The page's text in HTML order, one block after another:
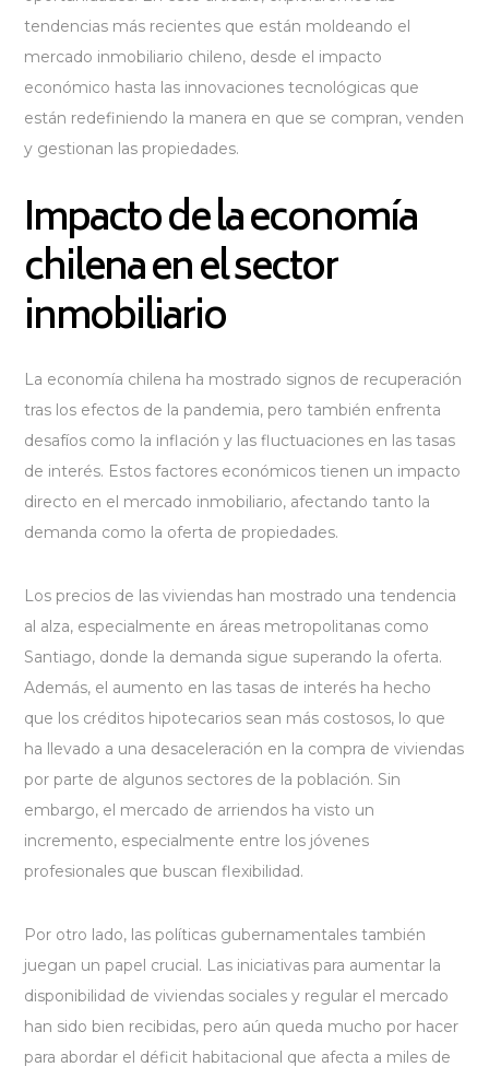
tendencias más recientes que están moldeando el
mercado inmobiliario chileno, desde el impacto
económico hasta las innovaciones tecnológicas que
están redefiniendo la manera en que se compran, venden
y gestionan las propiedades.
Impacto de la economía
chilena en el sector
inmobiliario
La economía chilena ha mostrado signos de recuperación
tras los efectos de la pandemia, pero también enfrenta
desafíos como la inflación y las fluctuaciones en las tasas
de interés. Estos factores económicos tienen un impacto
directo en el mercado inmobiliario, afectando tanto la
demanda como la oferta de propiedades.
Los precios de las viviendas han mostrado una tendencia
al alza, especialmente en áreas metropolitanas como
Santiago, donde la demanda sigue superando la oferta.
Además, el aumento en las tasas de interés ha hecho
que los créditos hipotecarios sean más costosos, lo que
ha llevado a una desaceleración en la compra de viviendas
por parte de algunos sectores de la población. Sin
embargo, el mercado de arriendos ha visto un
incremento, especialmente entre los jóvenes
profesionales que buscan flexibilidad.
Por otro lado, las políticas gubernamentales también
juegan un papel crucial. Las iniciativas para aumentar la
disponibilidad de viviendas sociales y regular el mercado
han sido bien recibidas, pero aún queda mucho por hacer
para abordar el déficit habitacional que afecta a miles de